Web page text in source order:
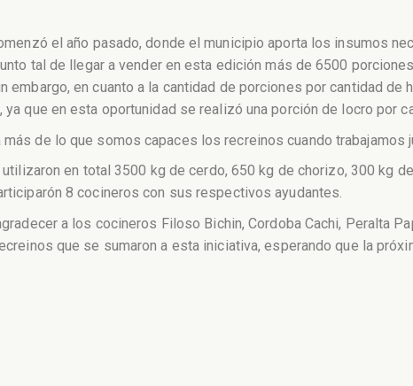
el año pasado, donde el municipio aporta los insumos
tal de llegar a vender en esta edición más de 6500
embargo, en cuanto a la cantidad de porciones por cantidad
ya que en esta oportunidad se realizó una porción de locro por
de lo que somos capaces los recreinos cuando trabajamos
utilizaron en total 3500 kg de cerdo, 650 kg de chorizo, 300 kg
8 cocineros con sus respectivos ayudantes.
a los cocineros Filoso Bichin, Cordoba Cachi, Peralta
que se sumaron a esta iniciativa, esperando que la